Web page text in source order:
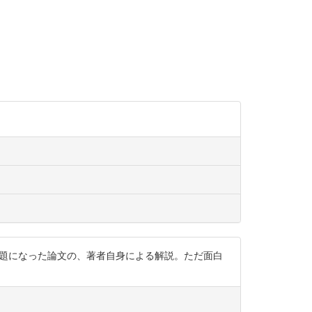
なった論文の、著者自身による解説。ただ面白